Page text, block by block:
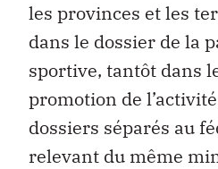
les provinces et les
dans le dossier de la
sportive, tantôt dans
promotion de
dossiers séparés au
relevant du même